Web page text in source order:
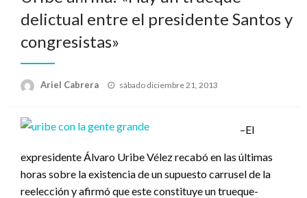
delictual entre el presidente Santos y
congresistas»
Ariel Cabrera
Publicado
sábado diciembre 21, 2013
–El
expresidente Álvaro Uribe Vélez recabó en las últimas
horas sobre la existencia de un supuesto carrusel de la
reelección y afirmó que este constituye un trueque-